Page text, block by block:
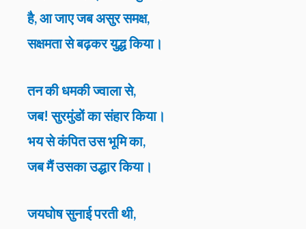
है, आ जाए जब असुर समक्ष,
सक्षमता से बढ़कर युद्ध किया।
तन की धमकी ज्वाला से,
जब! सुरमुंडों का संहार किया।
भय से कंपित उस भूमि का,
जब मैं उसका उद्धार किया।
जयघोष सुनाई परती थी,